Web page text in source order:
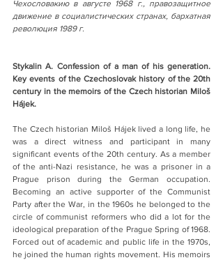
Чехословакию в августе 1968 г., правозащитное
движение в социалистических странах, бархатная
революция 1989 г.
Stykalin А. Confession of a man of his generation.
Key events of the Czechoslovak history of the 20th
century in the memoirs of the Czech historian Miloš
Hájek.
The Czech historian Miloš Hájek lived a long life, he
was a direct witness and participant in many
significant events of the 20th century. As a member
of the anti-Nazi resistance, he was a prisoner in a
Prague prison during the German occupation.
Becoming an active supporter of the Communist
Party after the War, in the 1960s he belonged to the
circle of communist reformers who did a lot for the
ideological preparation of the Prague Spring of 1968.
Forced out of academic and public life in the 1970s,
he joined the human rights movement. His memoirs